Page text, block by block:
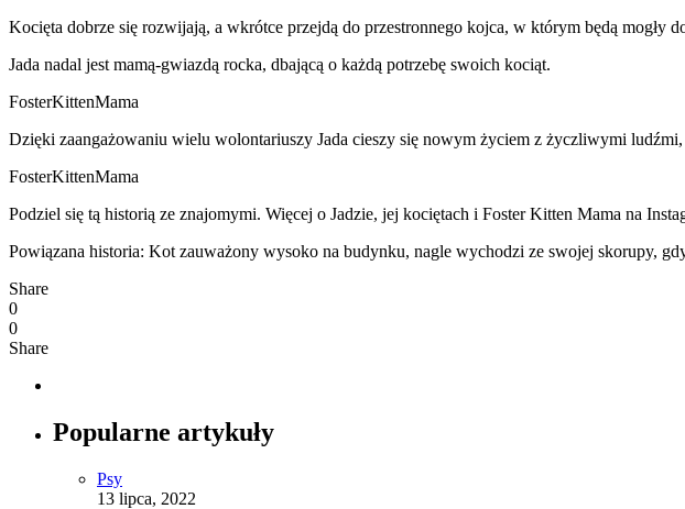
Kocięta dobrze się rozwijają, a wkrótce przejdą do przestronnego kojca, w którym będą mogły
Jada nadal jest mamą-gwiazdą rocka, dbającą o każdą potrzebę swoich kociąt.
FosterKittenMama
Dzięki zaangażowaniu wielu wolontariuszy Jada cieszy się nowym życiem z życzliwymi
FosterKittenMama
Podziel się tą historią ze znajomymi. Więcej o Jadzie, jej kociętach i Foster Kitten Mama na
Powiązana historia: Kot zauważony wysoko na budynku, nagle wychodzi ze swojej skorupy,
Share
0
0
Share
Popularne artykuły
Psy
13 lipca, 2022